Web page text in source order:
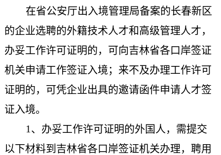
在省公安厅出入境管理局备案的长春新区
的企业选聘的外籍技术人才和高级管理人才，
办妥工作许可证明的，可向吉林省各口岸签证
机关申请工作签证入境；来不及办理工作许可
证明的，可凭企业出具的邀请函件申请人才签
证入境。
1、办妥工作许可证明的外国人，需提交
以下材料到 吉林省各口岸签证机关办理， 聘用